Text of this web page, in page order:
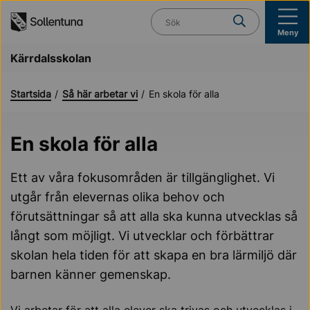
Vad söker du?
Meny
Kärrdalsskolan
Startsida Så här arbetar vi En skola för alla
En skola för alla
Ett av våra fokusområden är tillgänglighet. Vi
utgår från elevernas olika behov och
förutsättningar så att alla ska kunna utvecklas så
långt som möjligt. Vi utvecklar och förbättrar
skolan hela tiden för att skapa en bra lärmiljö där
barnen känner gemenskap.